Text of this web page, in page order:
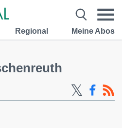
Regional Meine Abos